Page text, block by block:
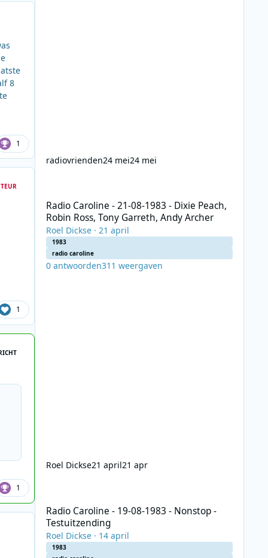
8
1
1
1
radiovrienden24 mei24 mei
Radio Caroline - 21-08-1983 - Dixie Peach,
Robin Ross, Tony Garreth, Andy Archer
Roel Dickse· 21 april
1983
radio caroline
0 antwoorden311 weergaven
Roel Dickse21 april21 apr
Radio Caroline - 19-08-1983 - Nonstop -
Testuitzending
Roel Dickse· 14 april
1983